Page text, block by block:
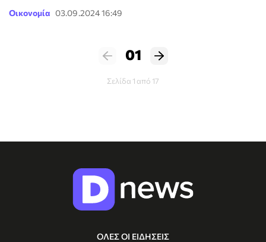
Οικονομία 03.09.2024 16:49
01
Σελίδα 1 από 17
ΟΛΕΣ ΟΙ ΕΙΔΗΣΕΙΣ